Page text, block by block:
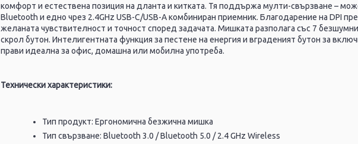
комфорт и естествена позиция на дланта и китката. Тя поддържа мулти-свързване –
Bluetooth и едно чрез 2.4GHz USB-C/USB-A комбиниран приемник. Благодарение на DPI
желаната чувствителност и точност според задачата. Мишката разполага със 7
скрол бутон. Интелигентната функция за пестене на енергия и вграденият бутон за
прави идеална за офис, домашна или мобилна употреба.
Технически характеристики:
Тип продукт: Ергономична безжична мишка
Тип свързване: Bluetooth 3.0 / Bluetooth 5.0 / 2.4 GHz Wireless